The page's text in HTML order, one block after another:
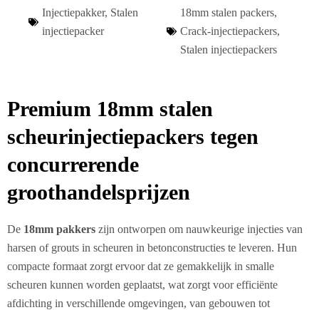
Injectiepakker, Stalen
injectiepacker
18mm stalen packers,
Crack-injectiepackers,
Stalen injectiepackers
Premium 18mm stalen
scheurinjectiepackers tegen
concurrerende
groothandelsprijzen
De 18mm pakkers zijn ontworpen om nauwkeurige injecties van
harsen of grouts in scheuren in betonconstructies te leveren. Hun
compacte formaat zorgt ervoor dat ze gemakkelijk in smalle
scheuren kunnen worden geplaatst, wat zorgt voor efficiënte
afdichting in verschillende omgevingen, van gebouwen tot